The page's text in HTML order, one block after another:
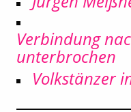
Verbindung
unterbrochen
Volkstänzer